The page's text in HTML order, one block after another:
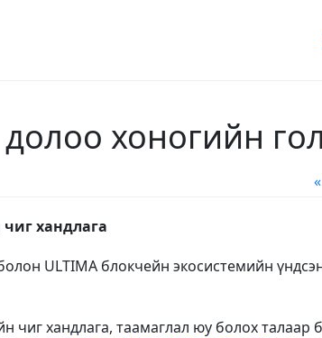
хоногийн
хандлага
ULTIMA блокчейн экосистемийн
чиг хандлага, таамаглал юу болох талаар